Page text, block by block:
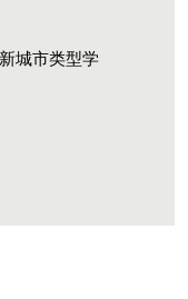
城市类型学